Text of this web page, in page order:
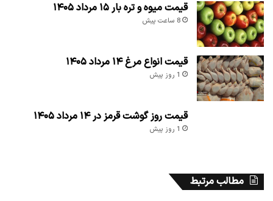
قیمت میوه و تره بار ۱۵ مرداد ۱۴۰۵
8 ساعت پیش
قیمت انواع مرغ ۱۴ مرداد ۱۴۰۵
1 روز پیش
قیمت روز گوشت قرمز در ۱۴ مرداد ۱۴۰۵
1 روز پیش
مطالب مرتبط